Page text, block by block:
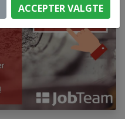
ACCEPTER VALGTE